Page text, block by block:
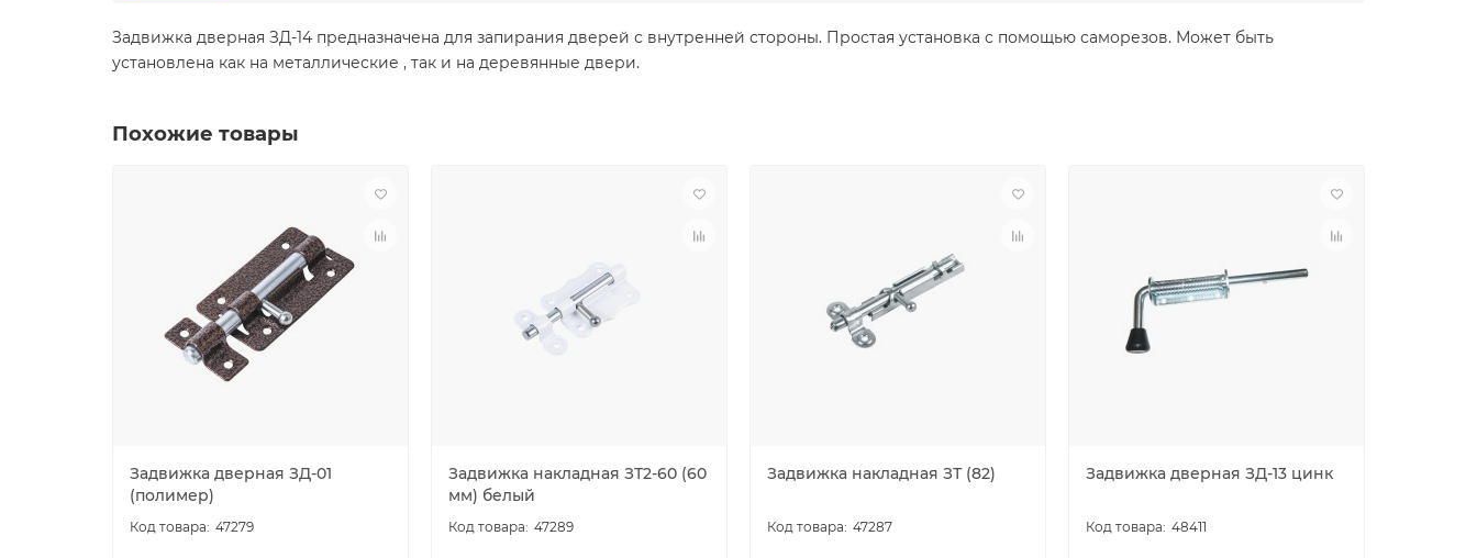
Задвижка дверная ЗД-14 предназначена для запирания дверей с внутренней стороны. Простая установка с помощью саморезов. Может быть
установлена как на металлические , так и на деревянные двери.
Похожие товары
Задвижка дверная ЗД-01
(полимер)
47279
Задвижка накладная ЗТ2-60 (60
мм) белый
47289
Задвижка накладная ЗТ (82)
47287
Задвижка дверная ЗД-13 цинк
48411